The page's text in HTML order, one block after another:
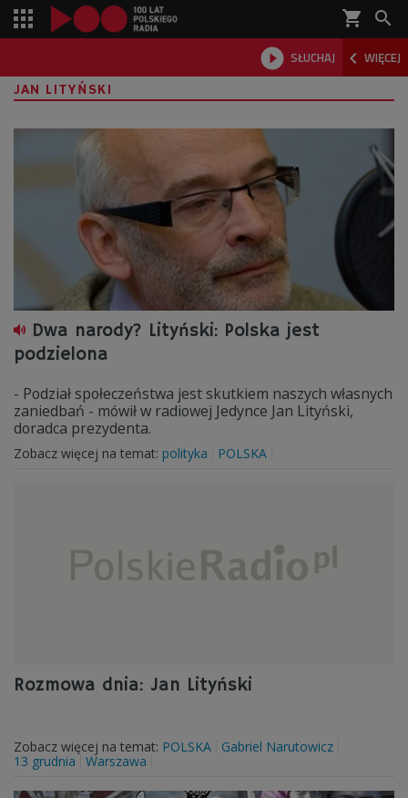
shopping_cart 
 SŁUCHAJ  WIĘCEJ

JAN LITYŃSKI
Dwa narody? Lityński: Polska jest
podzielona
- Podział społeczeństwa jest skutkiem naszych własnych
zaniedbań - mówił w radiowej Jedynce Jan Lityński,
doradca prezydenta.
Zobacz więcej na temat: polityka POLSKA
Rozmowa dnia: Jan Lityński
Zobacz więcej na temat: POLSKA
Gabriel Narutowicz
13 grudnia
Warszawa